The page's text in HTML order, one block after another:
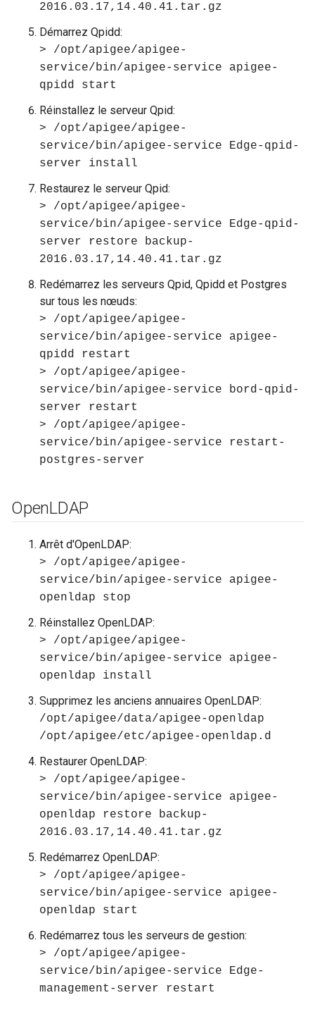
2016.03.17,14.40.41.tar.gz
Démarrez Qpidd:
> /opt/apigee/apigee-
service/bin/apigee-service apigee-
qpidd start
Réinstallez le serveur Qpid:
> /opt/apigee/apigee-
service/bin/apigee-service Edge-qpid-
server install
Restaurez le serveur Qpid:
> /opt/apigee/apigee-
service/bin/apigee-service Edge-qpid-
server restore backup-
2016.03.17,14.40.41.tar.gz
Redémarrez les serveurs Qpid, Qpidd et Postgres
sur tous les nœuds:
> /opt/apigee/apigee-
service/bin/apigee-service apigee-
qpidd restart
> /opt/apigee/apigee-
service/bin/apigee-service bord-qpid-
server restart
> /opt/apigee/apigee-
service/bin/apigee-service restart-
postgres-server
OpenLDAP
Arrêt d'OpenLDAP:
> /opt/apigee/apigee-
service/bin/apigee-service apigee-
openldap stop
Réinstallez OpenLDAP:
> /opt/apigee/apigee-
service/bin/apigee-service apigee-
openldap install
Supprimez les anciens annuaires OpenLDAP:
/opt/apigee/data/apigee-openldap
/opt/apigee/etc/apigee-openldap.d
Restaurer OpenLDAP:
> /opt/apigee/apigee-
service/bin/apigee-service apigee-
openldap restore backup-
2016.03.17,14.40.41.tar.gz
Redémarrez OpenLDAP:
> /opt/apigee/apigee-
service/bin/apigee-service apigee-
openldap start
Redémarrez tous les serveurs de gestion:
> /opt/apigee/apigee-
service/bin/apigee-service Edge-
management-server restart